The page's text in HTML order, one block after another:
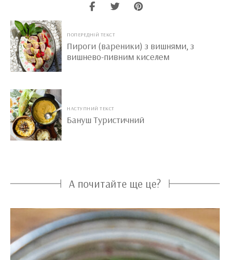
ПОПЕРЕДНІЙ ТЕКСТ
Пироги (вареники) з вишнями, з
вишнево-пивним киселем
НАСТУПНИЙ ТЕКСТ
Бануш Туристичний
А почитайте ще це?